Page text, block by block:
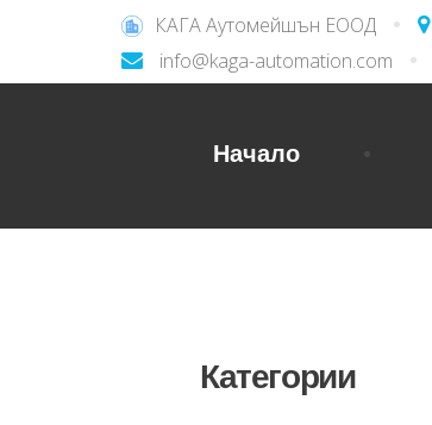
КАГА Аутомейшън ЕООД
info@kaga-automation.com
Начало
Категории